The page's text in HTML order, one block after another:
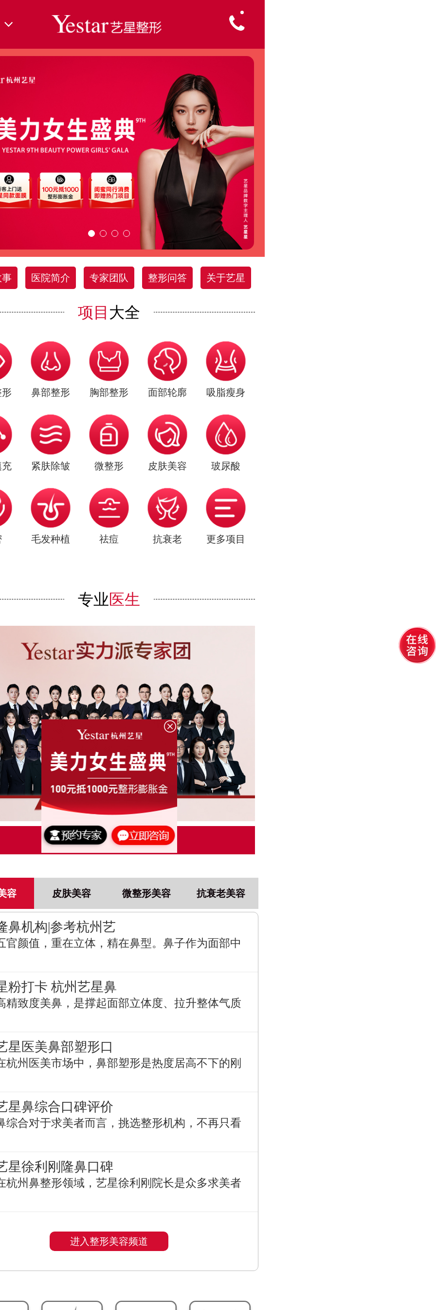
事 医院简介 专家团队 整形问答 关于艺星
项目 大全
鼻部整形 胸部整形 面部轮廓 吸脂瘦身
充 紧肤除皱 微整形 皮肤美容 玻尿酸
毛发种植 祛痘 抗衰老 更多项目
专业医生
点击了解更多
容 皮肤美容 微整形美容 抗衰老美容
鼻机构|参考杭州艺
官颜值，重在立体，精在鼻型。鼻子作为面部中
粉打卡 杭州艺星鼻
精致度美鼻，是撑起面部立体度、拉升整体气质
星医美鼻部塑形口
杭州医美市场中，鼻部塑形是热度居高不下的刚
星鼻综合口碑评价
综合对于求美者而言，挑选整形机构，不再只看
星徐利刚隆鼻口碑
杭州鼻整形领域，艺星徐利刚院长是众多求美者
进入整形美容频道